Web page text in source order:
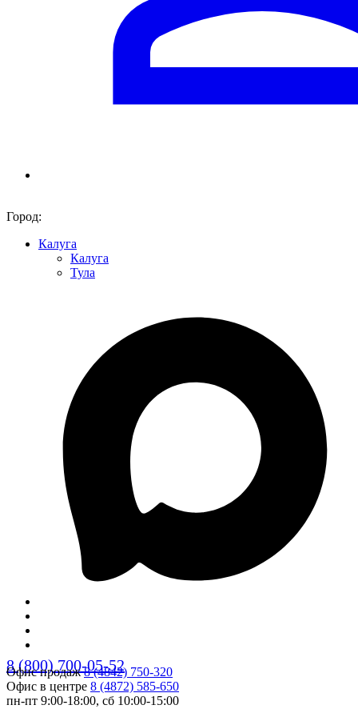
Город:
Калуга
Калуга
Тула
8 (800) 700-05-52
Офис продаж8 (4842) 750-320
Офис в центре 8 (4872) 585-650
пн-пт 9:00-18:00, сб 10:00-15:00